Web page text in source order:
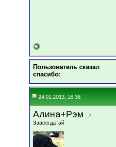
Пользователь сказал
cпасибо:
24.01.2013, 16:38
Алина+Рэм
Завсегдатай